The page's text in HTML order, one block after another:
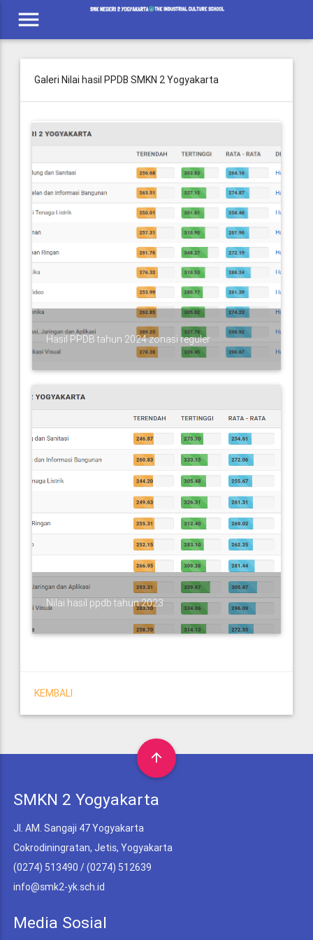
menu
Galeri Nilai hasil PPDB SMKN 2 Yogyakarta
Hasil PPDB tahun 2024 zonasi reguler
Nilai hasil ppdb tahun 2023
KEMBALI
arrow_upward
SMKN 2 Yogyakarta
Jl. AM. Sangaji 47 Yogyakarta
Cokrodiningratan, Jetis, Yogyakarta
(0274) 513490 / (0274) 512639
info@smk2-yk.sch.id
Media Sosial